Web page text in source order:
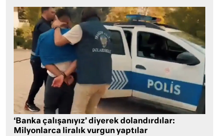
‘Banka çalışanıyız’ diyerek dolandırdılar:
Milyonlarca liralık vurgun yaptılar